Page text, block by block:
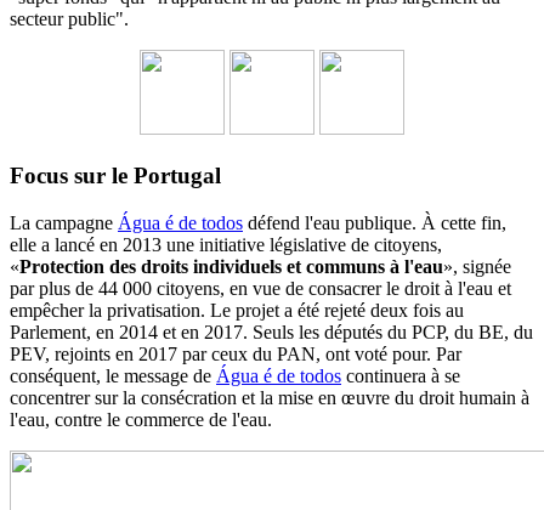
secteur public".
Focus sur le Portugal
La campagne Água é de todos défend l'eau publique. À cette fin,
elle a lancé en 2013 une initiative législative de citoyens,
«Protection des droits individuels et communs à l'eau», signée
par plus de 44 000 citoyens, en vue de consacrer le droit à l'eau et
empêcher la privatisation. Le projet a été rejeté deux fois au
Parlement, en 2014 et en 2017. Seuls les députés du PCP, du BE, du
PEV, rejoints en 2017 par ceux du PAN, ont voté pour. Par
conséquent, le message de Água é de todos continuera à se
concentrer sur la consécration et la mise en œuvre du droit humain à
l'eau, contre le commerce de l'eau.